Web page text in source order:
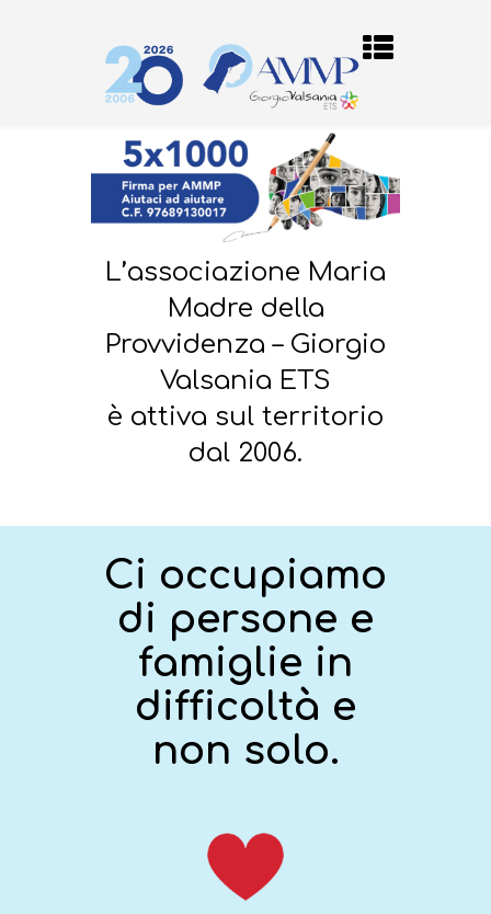
L’associazione Maria
Madre della
Provvidenza – Giorgio
Valsania ETS
è attiva sul territorio
dal 2006.
Ci occupiamo
di persone e
famiglie in
difficoltà e
non solo.